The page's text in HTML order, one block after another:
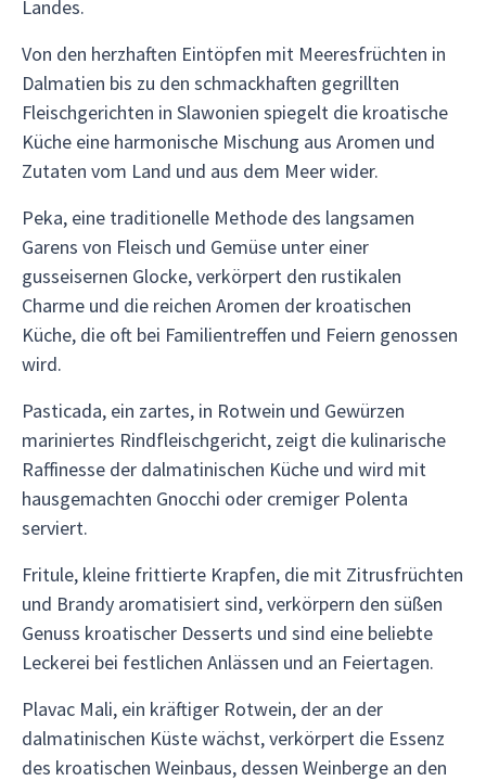
Landes.
Von den herzhaften Eintöpfen mit Meeresfrüchten in
Dalmatien bis zu den schmackhaften gegrillten
Fleischgerichten in Slawonien spiegelt die kroatische
Küche eine harmonische Mischung aus Aromen und
Zutaten vom Land und aus dem Meer wider.
Peka, eine traditionelle Methode des langsamen
Garens von Fleisch und Gemüse unter einer
gusseisernen Glocke, verkörpert den rustikalen
Charme und die reichen Aromen der kroatischen
Küche, die oft bei Familientreffen und Feiern genossen
wird.
Pasticada, ein zartes, in Rotwein und Gewürzen
mariniertes Rindfleischgericht, zeigt die kulinarische
Raffinesse der dalmatinischen Küche und wird mit
hausgemachten Gnocchi oder cremiger Polenta
serviert.
Fritule, kleine frittierte Krapfen, die mit Zitrusfrüchten
und Brandy aromatisiert sind, verkörpern den süßen
Genuss kroatischer Desserts und sind eine beliebte
Leckerei bei festlichen Anlässen und an Feiertagen.
Plavac Mali, ein kräftiger Rotwein, der an der
dalmatinischen Küste wächst, verkörpert die Essenz
des kroatischen Weinbaus, dessen Weinberge an den